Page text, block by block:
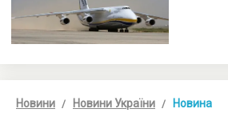
Новини Новини України Новина